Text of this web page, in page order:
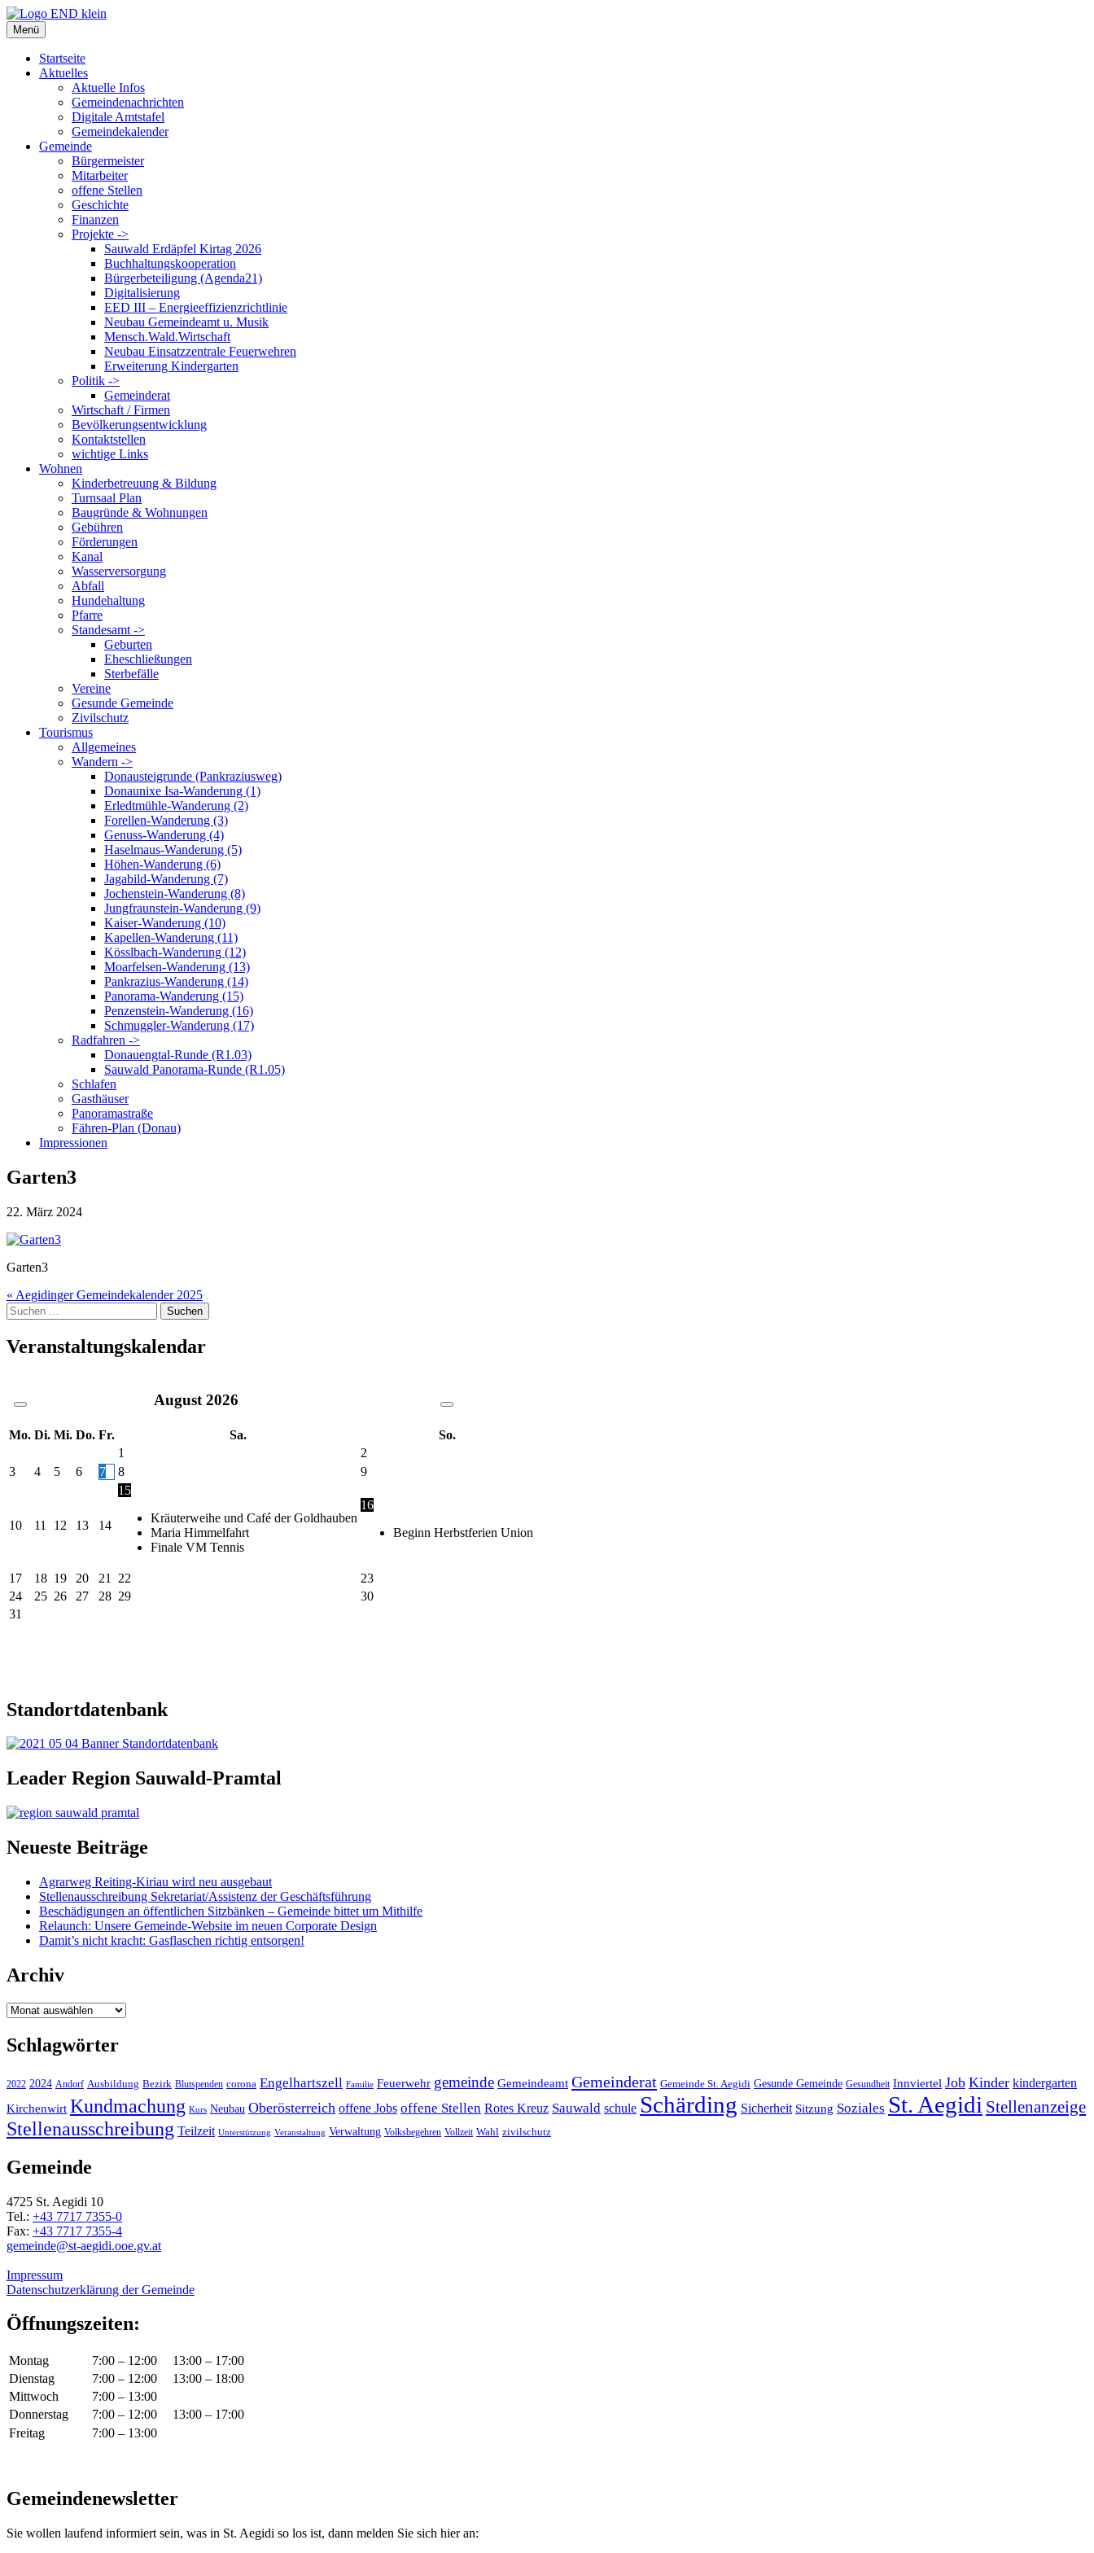
Zum
Inhalt
springen
Menü
Startseite
Aktuelles
Aktuelle Infos
Gemeindenachrichten
Digitale Amtstafel
Gemeindekalender
Gemeinde
Bürgermeister
Mitarbeiter
offene Stellen
Geschichte
Finanzen
Projekte ->
Sauwald Erdäpfel Kirtag 2026
Buchhaltungskooperation
Bürgerbeteiligung (Agenda21)
Digitalisierung
EED III – Energieeffizienzrichtlinie
Neubau Gemeindeamt u. Musik
Mensch.Wald.Wirtschaft
Neubau Einsatzzentrale Feuerwehren
Erweiterung Kindergarten
Politik ->
Gemeinderat
Wirtschaft / Firmen
Bevölkerungsentwicklung
Kontaktstellen
wichtige Links
Wohnen
Kinderbetreuung & Bildung
Turnsaal Plan
Baugründe & Wohnungen
Gebühren
Förderungen
Kanal
Wasserversorgung
Abfall
Hundehaltung
Pfarre
Standesamt ->
Geburten
Eheschließungen
Sterbefälle
Vereine
Gesunde Gemeinde
Zivilschutz
Tourismus
Allgemeines
Wandern ->
Donausteigrunde (Pankraziusweg)
Donaunixe Isa-Wanderung (1)
Erledtmühle-Wanderung (2)
Forellen-Wanderung (3)
Genuss-Wanderung (4)
Haselmaus-Wanderung (5)
Höhen-Wanderung (6)
Jagabild-Wanderung (7)
Jochenstein-Wanderung (8)
Jungfraunstein-Wanderung (9)
Kaiser-Wanderung (10)
Kapellen-Wanderung (11)
Kösslbach-Wanderung (12)
Moarfelsen-Wanderung (13)
Pankrazius-Wanderung (14)
Panorama-Wanderung (15)
Penzenstein-Wanderung (16)
Schmuggler-Wanderung (17)
Radfahren ->
Donauengtal-Runde (R1.03)
Sauwald Panorama-Runde (R1.05)
Schlafen
Gasthäuser
Panoramastraße
Fähren-Plan (Donau)
Impressionen
Garten3
22. März 2024
Garten3
Beitragsnavigation
« Aegidinger Gemeindekalender 2025
Suche
nach:
Veranstaltungskalendar
August 2026
Mo. Di. Mi. Do. Fr. Sa.
So.
1
2
3
4 5 6 7 8 9
10 11 12 13 14
15
Kräuterweihe und Café der Goldhauben
Maria Himmelfahrt
Finale VM Tennis
16
Beginn Herbstferien Union
17 18 19 20 21 22
23
24
25 26 27 28 29
30
31
Standortdatenbank
Leader Region Sauwald-Pramtal
Neueste Beiträge
Agrarweg Reiting-Kiriau wird neu ausgebaut
Stellenausschreibung Sekretariat/Assistenz der Geschäftsführung
Beschädigungen an öffentlichen Sitzbänken – Gemeinde bittet um Mithilfe
Relaunch: Unsere Gemeinde-Website im neuen Corporate Design
Damit’s nicht kracht: Gasflaschen richtig entsorgen!
Archiv
Archiv
Schlagwörter
2022 2024 Andorf Ausbildung Bezirk Blutspenden corona Engelhartszell Familie Feuerwehr gemeinde Gemeindeamt Gemeinderat Gemeinde St. Aegidi Gesunde Gemeinde Gesundheit Innviertel Job Kinder kindergarten
Kirchenwirt Kundmachung Kurs Neubau Oberösterreich offene Jobs offene Stellen Rotes Kreuz Sauwald schule Schärding Sicherheit Sitzung Soziales St. Aegidi Stellenanzeige
Stellenausschreibung Teilzeit Unterstützung Veranstaltung Verwaltung Volksbegehren Vollzeit Wahl zivilschutz
Gemeinde
4725 St. Aegidi 10
Tel.: +43 7717 7355-0
Fax: +43 7717 7355-4
gemeinde@st-aegidi.ooe.gv.at
Impressum
Datenschutzerklärung der Gemeinde
Öffnungszeiten:
Montag 7:00 – 12:00
13:00 – 17:00
Dienstag
7:00 – 12:00
13:00 – 18:00
Mittwoch
7:00 – 13:00
Donnerstag
7:00 – 12:00
13:00 – 17:00
Freitag
7:00 – 13:00
Gemeindenewsletter
Sie wollen laufend informiert sein, was in St. Aegidi so los ist, dann melden Sie sich hier an: